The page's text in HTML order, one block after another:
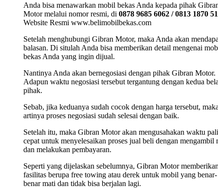
Anda bisa menawarkan mobil bekas Anda kepada pihak
Motor melalui nomor resmi, di 0878 9685 6062 / 0813 1870
Website Resmi www.belimobilbekas.com
Setelah menghubungi Gibran Motor, maka Anda akan
balasan. Di situlah Anda bisa memberikan detail mengenai
bekas Anda yang ingin dijual.
Nantinya Anda akan bernegosiasi dengan pihak Gibran Motor.
Adapun waktu negosiasi tersebut tergantung dengan kedua
pihak.
Sebab, jika keduanya sudah cocok dengan harga tersebut,
artinya proses negosiasi sudah selesai dengan baik.
Setelah itu, maka Gibran Motor akan mengusahakan waktu
cepat untuk menyelesaikan proses jual beli dengan mengambil
dan melakukan pembayaran.
Seperti yang dijelaskan sebelumnya, Gibran Motor
fasilitas berupa free towing atau derek untuk mobil yang benar-
benar mati dan tidak bisa berjalan lagi.